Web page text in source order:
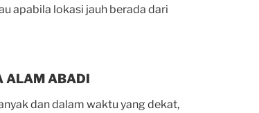
apabila lokasi jauh berada dari
ALAM ABADI
dan dalam waktu yang dekat,